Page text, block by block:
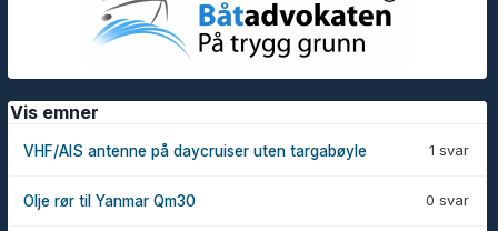
Vis emner
1 svar
VHF/AIS antenne på daycruiser uten targabøyle
0 svar
Olje rør til Yanmar Qm30